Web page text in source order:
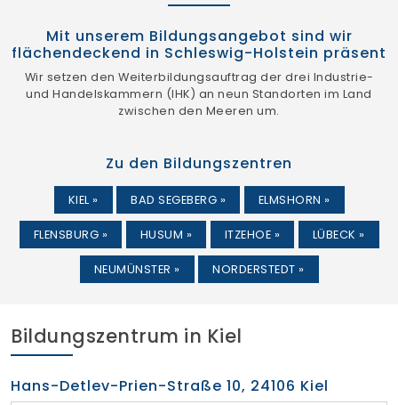
Mit unserem Bildungsangebot sind wir
flächendeckend in Schleswig-Holstein präsent
Wir setzen den Weiterbildungsauftrag der drei Industrie-
und Handelskammern (IHK) an neun Standorten im Land
zwischen den Meeren um.
Zu den Bildungszentren
KIEL » BAD SEGEBERG » ELMSHORN »
FLENSBURG » HUSUM » ITZEHOE » LÜBECK »
NEUMÜNSTER » NORDERSTEDT »
Bildungszentrum in Kiel
Hans-Detlev-Prien-Straße 10, 24106 Kiel